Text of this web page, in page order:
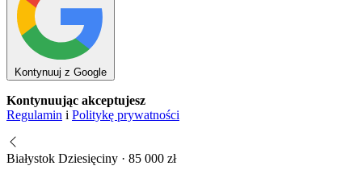
Kontynuuj z Google
Kontynuując akceptujesz
Regulamin i Politykę prywatności
Białystok Dziesięciny · 85 000 zł